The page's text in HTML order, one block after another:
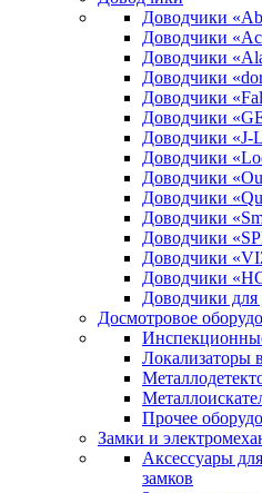
Доводчики
Доводчики
Доводчики
Доводчики
Доводчики
Доводчики
Доводчики «J-
Доводчики
Доводчики
Доводчики
Доводчики
Доводчики
Доводчики
Доводчики
Доводчики
Досмотровое
Локализаторы
Прочее
Замки и
Аксессуары
замков